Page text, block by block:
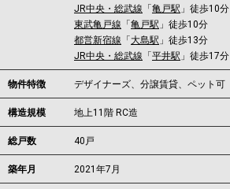
JR中央・総武線 「 亀戸駅 」徒歩10分
東武亀戸線 「 亀戸駅 」徒歩10分
都営新宿線 「 大島駅 」徒歩13分
JR中央・総武線 「 平井駅 」徒歩17分
物件特徴 デザイナーズ、分譲賃貸、ペット可
構造規模 地上11階 RC造
総戸数 40戸
築年月 2021年7月